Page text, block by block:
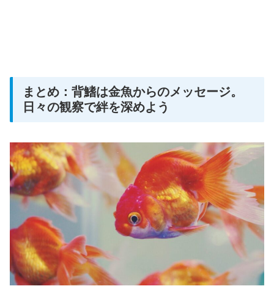
まとめ：背鰭は金魚からのメッセージ。
日々の観察で絆を深めよう